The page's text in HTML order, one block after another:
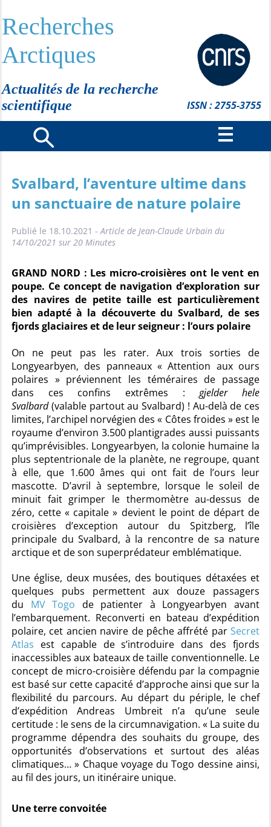
Recherches
Arctiques
Actualités de la recherche
scientifique
ISSN : 2755-3755
Svalbard, l’aventure ultime dans
un sanctuaire de nature polaire
Publié le 18.10.2021 -Article de Jean-Claude Urbain du
14/10/2021 sur 20 Minutes
GRAND NORD : Les micro-croisières ont le vent en
poupe. Ce concept de navigation d’exploration sur
des navires de petite taille est particulièrement
bien adapté à la découverte du Svalbard, de ses
fjords glaciaires et de leur seigneur : l’ours polaire
On ne peut pas les rater. Aux trois sorties de
Longyearbyen, des panneaux « Attention aux ours
polaires » préviennent les téméraires de passage
dans ces confins extrêmes :gjelder hele
Svalbard(valable partout au Svalbard) ! Au-delà de ces
limites, l’archipel norvégien des « Côtes froides » est le
royaume d’environ 3.500 plantigrades aussi puissants
qu’imprévisibles. Longyearbyen, la colonie humaine la
plus septentrionale de la planète, ne regroupe, quant
à elle, que 1.600 âmes qui ont fait de l’ours leur
mascotte. D’avril à septembre, lorsque le soleil de
minuit fait grimper le thermomètre au-dessus de
zéro, cette « capitale » devient le point de départ de
croisières d’exception autour du Spitzberg, l’île
principale du Svalbard, à la rencontre de sa nature
arctique et de son superprédateur emblématique.
Une église, deux musées, des boutiques détaxées et
quelques pubs permettent aux douze passagers
du MV Togo de patienter à Longyearbyen avant
l’embarquement. Reconverti en bateau d’expédition
polaire, cet ancien navire de pêche affrété par Secret
Atlas est capable de s’introduire dans des fjords
inaccessibles aux bateaux de taille conventionnelle. Le
concept de micro-croisière défendu par la compagnie
est basé sur cette capacité d’approche ainsi que sur la
flexibilité du parcours. Au départ du périple, le chef
d’expédition Andreas Umbreit n’a qu’une seule
certitude : le sens de la circumnavigation. « La suite du
programme dépendra des souhaits du groupe, des
opportunités d’observations et surtout des aléas
climatiques… » Chaque voyage du Togo dessine ainsi,
au fil des jours, un itinéraire unique.
Une terre convoitée